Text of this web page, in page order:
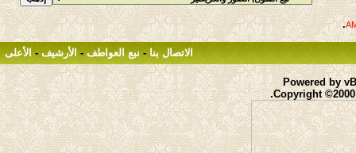
.
الاتصال بنا - نبع العواطف - الأرشيف - الأعلى
Powered by
Copyright